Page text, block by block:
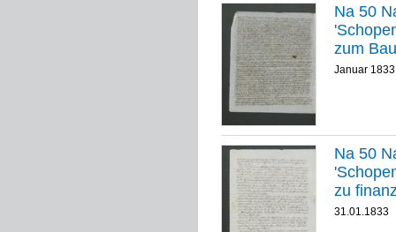
Na 50
zum
Januar 1833
Na 50
zu
31.01.1833